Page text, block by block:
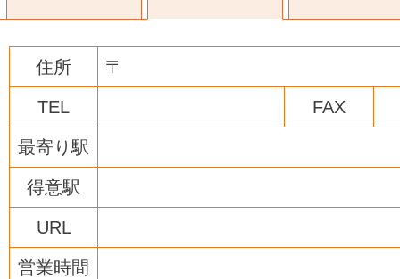
住所 〒
TEL FAX
最寄り駅
得意駅
URL
営業時間